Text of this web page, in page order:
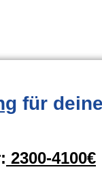
für
2300-4100€